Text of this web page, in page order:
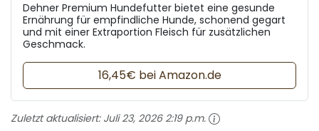
Dehner Premium Hundefutter bietet eine gesunde
Ernährung für empfindliche Hunde, schonend gegart
und mit einer Extraportion Fleisch für zusätzlichen
Geschmack.
16,45€ bei Amazon.de
Zuletzt aktualisiert: Juli 23, 2026 2:19 p.m.